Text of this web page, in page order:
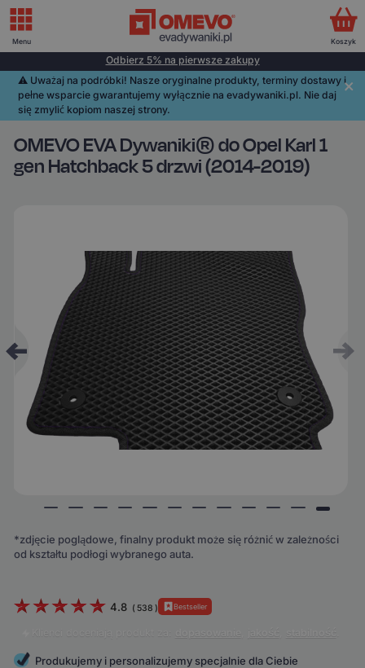
Odbierz 5% na pierwsze zakupy
⚠️️ Uważaj na podróbki! Nasze oryginalne produkty, terminy dostawy i
pełne wsparcie gwarantujemy wyłącznie na evadywaniki.pl. Nie daj
się zmylić kopiom naszej strony.
OMEVO EVA Dywaniki® do Opel Karl 1
gen Hatchback 5 drzwi (2014-2019)
*zdjęcie poglądowe, finalny produkt może się różnić w zależności
od kształtu podłogi wybranego auta.
4.8 ( 538 ) Bestseller
Klienci doceniają produkt za: dopasowanie
Produkujemy i personalizujemy specjalnie dla Ciebie
Menu Koszyk